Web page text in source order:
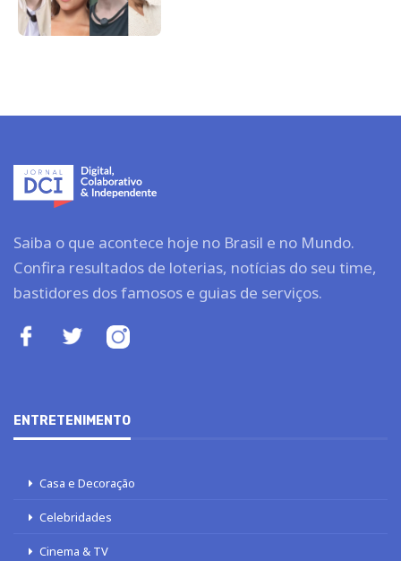
Saiba o que acontece hoje no Brasil e no Mundo.
Confira resultados de loterias, notícias do seu time,
bastidores dos famosos e guias de serviços.
ENTRETENIMENTO
Casa e Decoração
Celebridades
Cinema & TV